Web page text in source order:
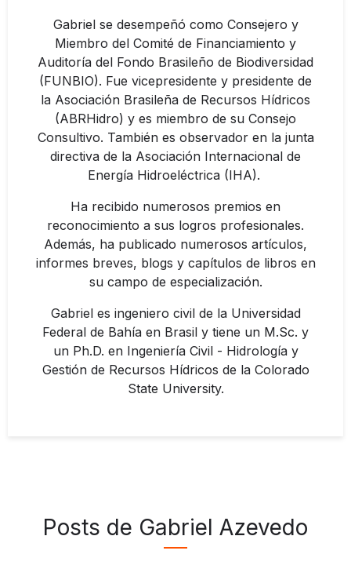
Gabriel se desempeñó como Consejero y
Miembro del Comité de Financiamiento y
Auditoría del Fondo Brasileño de Biodiversidad
(FUNBIO). Fue vicepresidente y presidente de
la Asociación Brasileña de Recursos Hídricos
(ABRHidro) y es miembro de su Consejo
Consultivo. También es observador en la junta
directiva de la Asociación Internacional de
Energía Hidroeléctrica (IHA).
Ha recibido numerosos premios en
reconocimiento a sus logros profesionales.
Además, ha publicado numerosos artículos,
informes breves, blogs y capítulos de libros en
su campo de especialización.
Gabriel es ingeniero civil de la Universidad
Federal de Bahía en Brasil y tiene un M.Sc. y
un Ph.D. en Ingeniería Civil - Hidrología y
Gestión de Recursos Hídricos de la Colorado
State University.
Posts de Gabriel Azevedo